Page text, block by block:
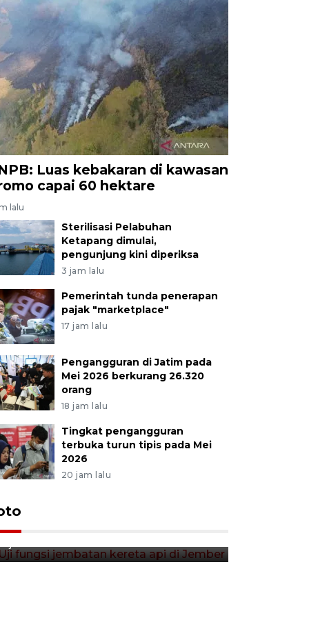
Luas kebakaran di kawasan
capai 60 hektare
lalu
Sterilisasi Pelabuhan
Ketapang dimulai,
pengunjung kini diperiksa
3 jam lalu
Pemerintah tunda penerapan
pajak "marketplace"
17 jam lalu
Pengangguran di Jatim pada
Mei 2026 berkurang 26.320
orang
18 jam lalu
Tingkat pengangguran
terbuka turun tipis pada Mei
2026
20 jam lalu
Uji fungsi jembatan kereta api
di Jember